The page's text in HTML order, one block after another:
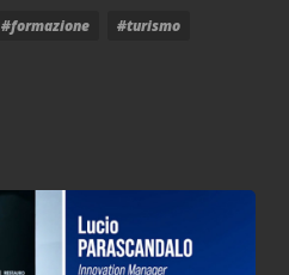
#formazione
#turismo